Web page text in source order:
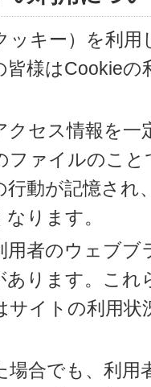
ッキー）を利
皆様はCookie
クセス情報を
ファイルのこ
行動が記憶さ
ります。
用者のウェブ
あります。こ
サイトの利用
場合でも、利用